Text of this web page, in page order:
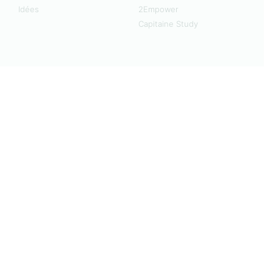
Idées
2Empower
Capitaine Study